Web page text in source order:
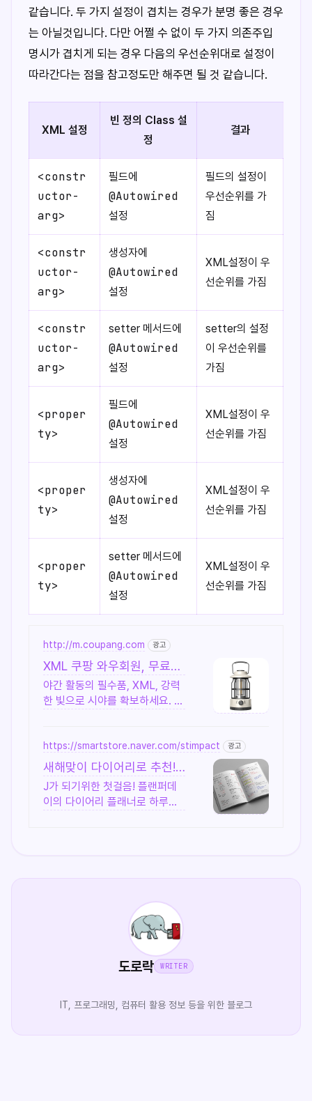
같습니다. 두 가지 설정이 겹치는 경우가 분명 좋은 경우
는 아닐것입니다. 다만 어쩔 수 없이 두 가지 의존주입
명시가 겹치게 되는 경우 다음의 우선순위대로 설정이
따라간다는 점을 참고정도만 해주면 될 것 같습니다.
XML 설정
빈 정의 Class 설
정
결과
<constr
uctor-
arg>
필드에
@Autowired
설정
필드의 설정이
우선순위를 가
짐
<constr
uctor-
arg>
생성자에
@Autowired
설정
XML설정이 우
선순위를 가짐
<constr
uctor-
arg>
setter 메서드에
@Autowired
설정
setter의 설정
이 우선순위를
가짐
<proper
ty>
필드에
@Autowired
설정
XML설정이 우
선순위를 가짐
<proper
ty>
생성자에
@Autowired
설정
XML설정이 우
선순위를 가짐
<proper
ty>
setter 메서드에
@Autowired
설정
XML설정이 우
선순위를 가짐
http://m.coupang.com 광고
XML 쿠팡 와우회원, 무료배
송으로 겟
야간 활동의 필수품, XML, 강력
한 빛으로 시야를 확보하세요. 오
https://smartstore.naver.com/stimpact 광고
새해맞이 다이어리로 추천!
하루를 효율적으로 완벽하게
J가 되기위한 첫걸음! 플랜퍼데
이의 다이어리 플래너로 하루일
도로락 WRITER
IT, 프로그래밍, 컴퓨터 활용 정보 등을 위한 블로그